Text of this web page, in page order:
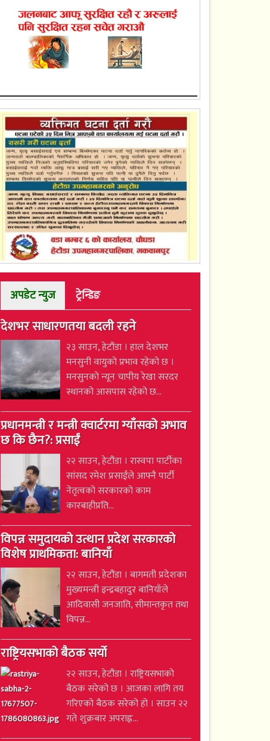
अपडेट न्युज ट्रेन्डिङ
देशभर साधारणतया बदली रहने
२३ साउन, हेटौंडा । हाल देशभर
मनसुनी वायुको प्रभाव रहेको छ ।
मनसुनको न्यून चापीय रेखा सरदर
स्थानको आसपास रहेको छ...
प्रधानमन्त्री र मन्त्री क्वार्टरमा ग्याँसको अभाव
छ कि छैन?: प्रसाईं
२२ साउन, हेटौंडा । रास्वपा पार्टीका
सांसद रमेश प्रसाईंले आफ्नै पार्टी
नेतृत्वको सरकारको काम
कारबाहीप्रति...
विपन्न समुदायको उत्थान प्रदेश सरकारको
विशेष प्राथमिकता: बानियाँ
२२ साउन, हेटौंडा । बागमती प्रदेशका
मुख्यमन्त्री इन्द्रबहादुर बानियाँले
आदिवासी जनजाति, सीमान्तकृत तथा
विपन्न...
राष्ट्रियसभाको बैठक सर्यो
२२ साउन, हेटौंडा । राष्ट्रियसभाको
बैठक सरेको छ । आजका लागि तय
गरिएको बैठक सरेको हो । साउन २२
गते शुक्रबार अपराह्न...